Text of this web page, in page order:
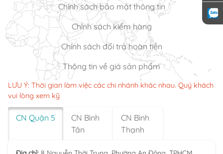
Chính sách bảo mật thông tin
Chính sách kiểm hàng
Chính sách đổi trả hoàn tiền
Thông tin về giá sản phẩm
LƯU Ý: Thời gian làm việc các chi nhánh khác nhau. Quý khách
vui lòng xem kỹ
CN Quận 5
CN Bình
Tân
CN Bình
Thạnh